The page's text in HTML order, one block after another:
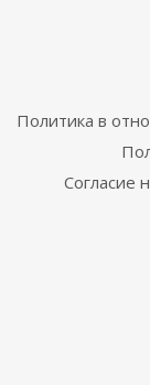
Политика в
Согласие